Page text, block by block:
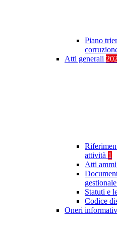
Piano
Atti generali 202
attività 1
Atti
gestionale
Statuti e
Codice
Oneri